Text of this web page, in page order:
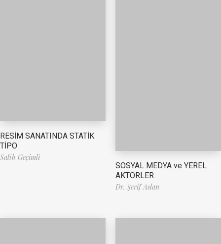
RESİM SANATINDA STATİK
TİPO
Salih Geçimli
SOSYAL MEDYA ve YEREL
AKTÖRLER
Dr. Şerif Aslan